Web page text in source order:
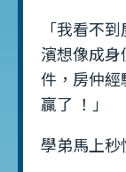
「我看不
濱想像成身
件，房仲經
贏了 ！」
學弟馬上秒